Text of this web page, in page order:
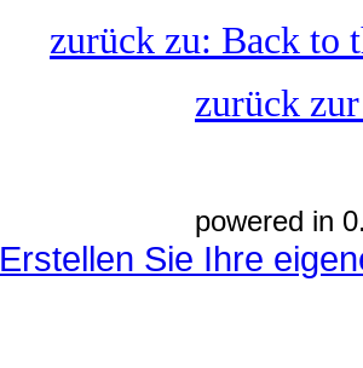
zurück zu: Back to
zurück
powered in
Erstellen Sie Ihre